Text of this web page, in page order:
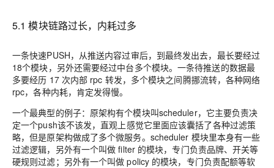
5.1 模块链路过长，内耗过多
一条快速PUSH，从推送内容过审后，到最终发出去，最长要经过
18个模块，另外还需要经过中台多个模块。一条待推送的数据最
多要经历 17 次内部 rpc 转发，多个模块之间腾挪流转，各种网络
rpc，各种内耗，肯定发得慢。
一个最典型的例子：原架构有个模块叫scheduler，它主要负责决
定一个push该不该发，直观上感觉它里面应该囊括了各种过滤策
略，但是原架构做成了多个微服务。scheduler 模块里本身有一些
过滤逻辑，另外有一个叫做 filter 的模块，专门负责品牌、开关等
硬规则过滤；另外有一个叫做 policy 的模块，专门负责配额等软